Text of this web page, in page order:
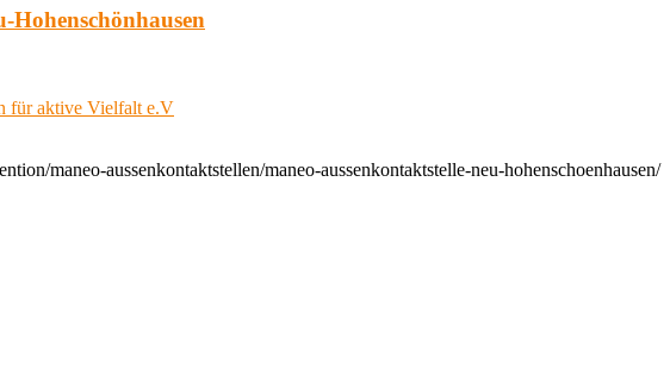
für aktive Vielfalt e.V
maneo-aussenkontaktstellen/maneo-aussenkontaktstelle-neu-hohenschoenhausen/